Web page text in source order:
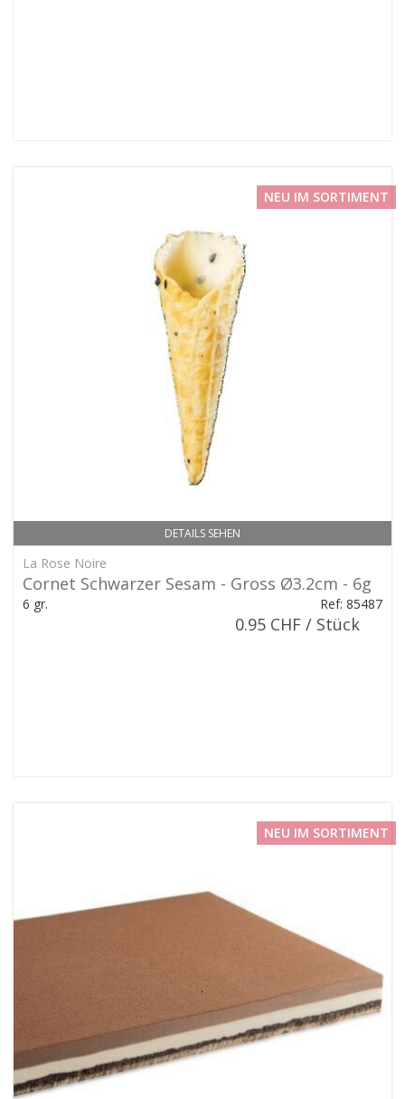
DETAILS SEHEN
NEU IM SORTIMENT
La Rose Noire
Cornet Schwarzer Sesam - Gross Ø3.2cm - 6g
6 gr. Ref: 85487
0.95 CHF / Stück
NEU IM SORTIMENT